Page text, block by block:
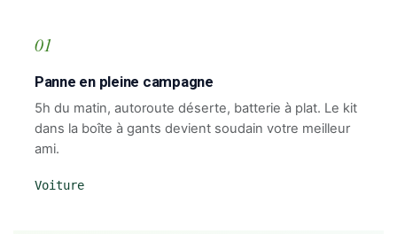
01
Panne en pleine campagne
5h du matin, autoroute déserte, batterie à plat. Le kit
dans la boîte à gants devient soudain votre meilleur
ami.
Voiture